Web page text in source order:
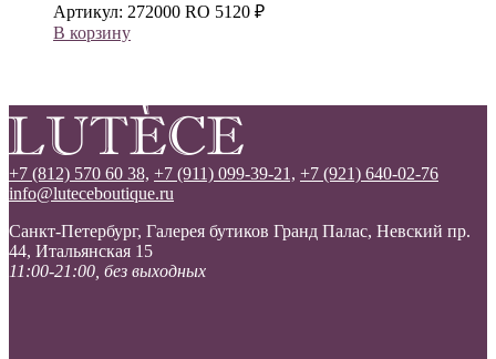
Артикул: 272000 RO 5120 ₽
В корзину
+7 (812) 570 60 38, +7 (911) 099-39-21, +7 (921) 640-02-76
info@luteceboutique.ru
Санкт-Петербург, Галерея бутиков Гранд Палас, Невский пр.
44, Итальянская 15
11:00-21:00, без выходных